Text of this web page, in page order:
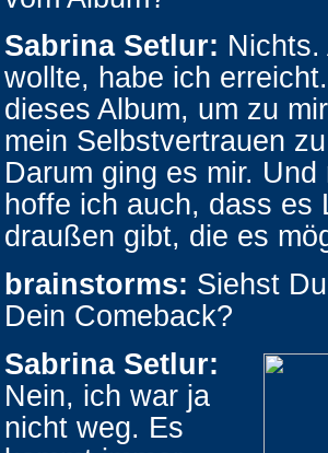
Sabrina Setlur:
wollte, habe ich
dieses Album, um zu
mein Selbstvertrauen
Darum ging es mir. Und
hoffe ich auch, dass es
draußen gibt, die es
brainstorms: Siehst
Dein Comeback?
Sabrina Setlur:
Nein, ich war ja
nicht weg. Es